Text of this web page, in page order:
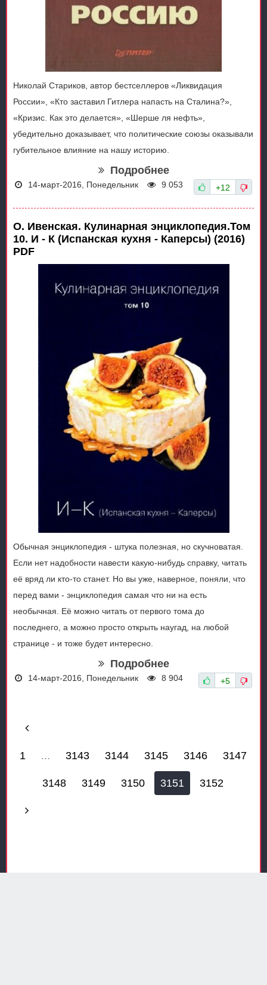
Николай Стариков, автор бестселлеров «Ликвидация
России», «Кто заставил Гитлера напасть на Сталина?»,
«Кризис. Как это делается», «Шерше ля нефть»,
убедительно доказывает, что политические союзы оказывали
губительное влияние на нашу историю.
Подробнее
14-март-2016, Понедельник 9 053 +12
О. Ивенская. Кулинарная энциклопедия.Том
10. И - К (Испанская кухня - Каперсы) (2016)
PDF
Обычная энциклопедия - штука полезная, но скучноватая.
Если нет надобности навести какую-нибудь справку, читать
её вряд ли кто-то станет. Но вы уже, наверное, поняли, что
перед вами - энциклопедия самая что ни на есть
необычная. Её можно читать от первого тома до
последнего, а можно просто открыть наугад, на любой
странице - и тоже будет интересно.
Подробнее
14-март-2016, Понедельник 8 904 +5
1 ... 3143 3144 3145 3146 3147
3148 3149 3150 3151 3152